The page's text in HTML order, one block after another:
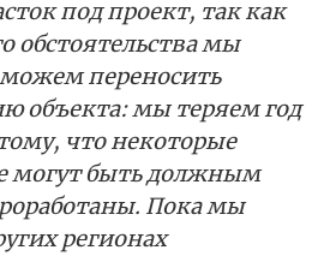
под проект, так как
обстоятельства мы
можем переносить
объекта: мы теряем год
что некоторые
могут быть должным
Пока мы
регионах